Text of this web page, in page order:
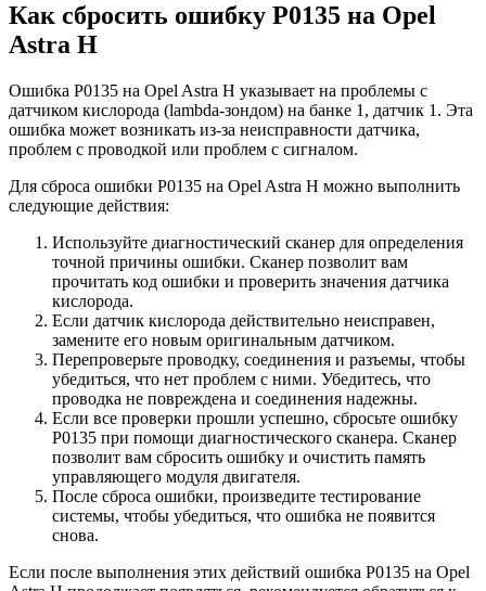
Как сбросить ошибку P0135 на Opel
Astra H
Ошибка P0135 на Opel Astra H указывает на проблемы с
датчиком кислорода (lambda-зондом) на банке 1, датчик 1. Эта
ошибка может возникать из-за неисправности датчика,
проблем с проводкой или проблем с сигналом.
Для сброса ошибки P0135 на Opel Astra H можно выполнить
следующие действия:
Используйте диагностический сканер для определения
точной причины ошибки. Сканер позволит вам
прочитать код ошибки и проверить значения датчика
кислорода.
Если датчик кислорода действительно неисправен,
замените его новым оригинальным датчиком.
Перепроверьте проводку, соединения и разъемы, чтобы
убедиться, что нет проблем с ними. Убедитесь, что
проводка не повреждена и соединения надежны.
Если все проверки прошли успешно, сбросьте ошибку
P0135 при помощи диагностического сканера. Сканер
позволит вам сбросить ошибку и очистить память
управляющего модуля двигателя.
После сброса ошибки, произведите тестирование
системы, чтобы убедиться, что ошибка не появится
снова.
Если после выполнения этих действий ошибка P0135 на Opel